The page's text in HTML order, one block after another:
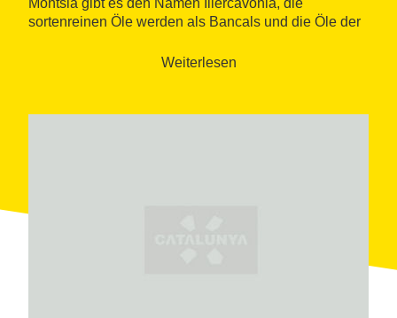
Montsià gibt es den Namen Illercavonia, die
sortenreinen Öle werden als Bancals und die Öle der
verkauft. Das Verpacken erfolgt in der
Weiterlesen